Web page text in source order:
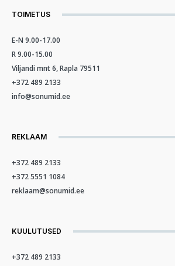
TOIMETUS
E-N 9.00-17.00
R 9.00-15.00
Viljandi mnt 6, Rapla 79511
+372 489 2133
info@sonumid.ee
REKLAAM
+372 489 2133
+372 5551 1084
reklaam@sonumid.ee
KUULUTUSED
+372 489 2133